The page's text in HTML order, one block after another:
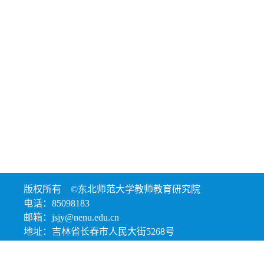
版权所有 ©东北师范大学教师教育研究院
电话：85098183
邮箱：jsjy@nenu.edu.cn
地址：吉林省长春市人民大街5268号